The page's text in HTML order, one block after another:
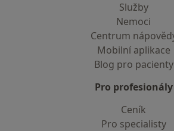
Služby
Nemoci
Centrum
Mobilní aplikace
Blog pro pacienty
Pro profesionály
Ceník
Pro specialisty